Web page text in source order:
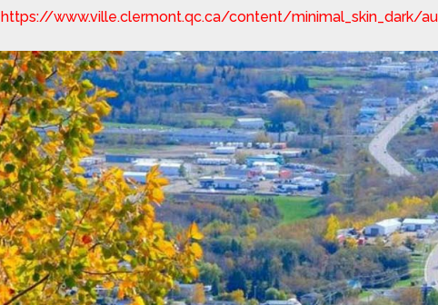
https://www.ville.clermont.qc.ca/content/minimal_skin_dark/